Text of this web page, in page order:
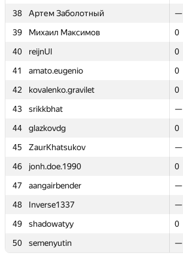
38
Артем Заболотный —
39
Михаил Максимов 0
40
reijnUl 0
41
amato.eugenio 0
42
kovalenko.gravilet 0
43
srikkbhat —
44
glazkovdg 0
45
ZaurKhatsukov —
46
jonh.doe.1990 0
47
aangairbender —
48
Inverse1337 —
49
shadowatyy 0
50
semenyutin —
38
Артем Заболотный —
39
Михаил Максимов 0
40
reijnUl 0
41
amato.eugenio 0
42
kovalenko.gravilet 0
43
srikkbhat —
44
glazkovdg 0
45
ZaurKhatsukov —
46
jonh.doe.1990 0
47
aangairbender —
48
Inverse1337 —
49
shadowatyy 0
50
semenyutin —